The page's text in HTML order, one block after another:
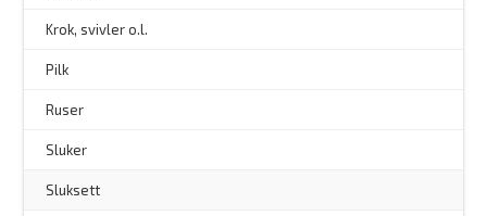
Krok, svivler o.l.
Pilk
Ruser
Sluker
Sluksett